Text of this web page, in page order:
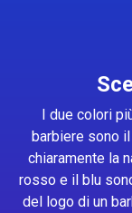
I due colori
barbiere sono
chiaramente la
rosso e il blu
del logo di un